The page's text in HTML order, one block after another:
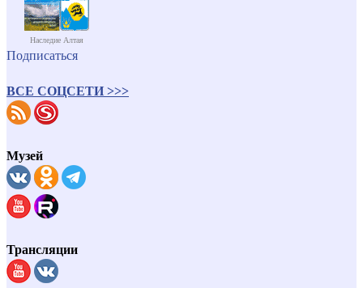
Наследие Алтая
Подписаться
ВСЕ СОЦСЕТИ >>>
Музей
Трансляции